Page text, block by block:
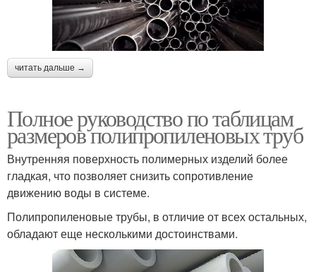
читать дальше →
Полное руководство по таблицам
размеров полипропиленовых труб
Внутренняя поверхность полимерных изделий более
гладкая, что позволяет снизить сопротивление
движению воды в системе.
Полипропиленовые трубы, в отличие от всех остальных,
обладают еще несколькими достоинствами.